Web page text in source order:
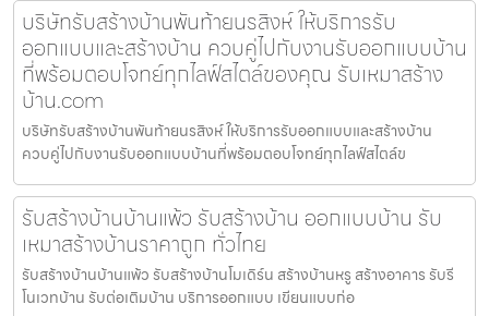
บริษัทรับสร้างบ้านพันท้ายนรสิงห์ ให้บริการรับ
ออกแบบและสร้างบ้าน ควบคู่ไปกับงานรับออกแบบบ้าน
ที่พร้อมตอบโจทย์ทุกไลฟ์สไตล์ของคุณ รับเหมาสร้าง
บ้าน.com
บริษัทรับสร้างบ้านพันท้ายนรสิงห์ ให้บริการรับออกแบบและสร้างบ้าน
ควบคู่ไปกับงานรับออกแบบบ้านที่พร้อมตอบโจทย์ทุกไลฟ์สไตล์ข
รับสร้างบ้านบ้านแพ้ว รับสร้างบ้าน ออกแบบบ้าน รับ
เหมาสร้างบ้านราคาถูก ทั่วไทย
รับสร้างบ้านบ้านแพ้ว รับสร้างบ้านโมเดิร์น สร้างบ้านหรู สร้างอาคาร รับรี
โนเวทบ้าน รับต่อเติมบ้าน บริการออกแบบ เขียนแบบก่อ